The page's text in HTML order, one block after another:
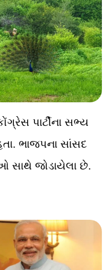
પાર્ટીના સભ્ય
ભાજપના સાંસદ
સાથે જોડાયેલા છે.